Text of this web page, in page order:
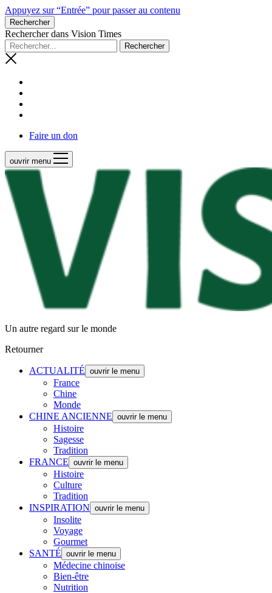
Appuyez sur “Entrée” pour passer au contenu
Rechercher
Rechercher dans Vision Times
Faire un don
ouvrir menu
Un autre regard sur le monde
Retourner
ACTUALITÉ ouvrir le menu
France
Chine
Monde
CHINE ANCIENNE ouvrir le menu
Histoire
Sagesse
Tradition
FRANCE ouvrir le menu
Histoire
Culture
Tradition
INSPIRATION ouvrir le menu
Insolite
Voyage
Gourmet
SANTÉ ouvrir le menu
Médecine chinoise
Bien-être
Nutrition